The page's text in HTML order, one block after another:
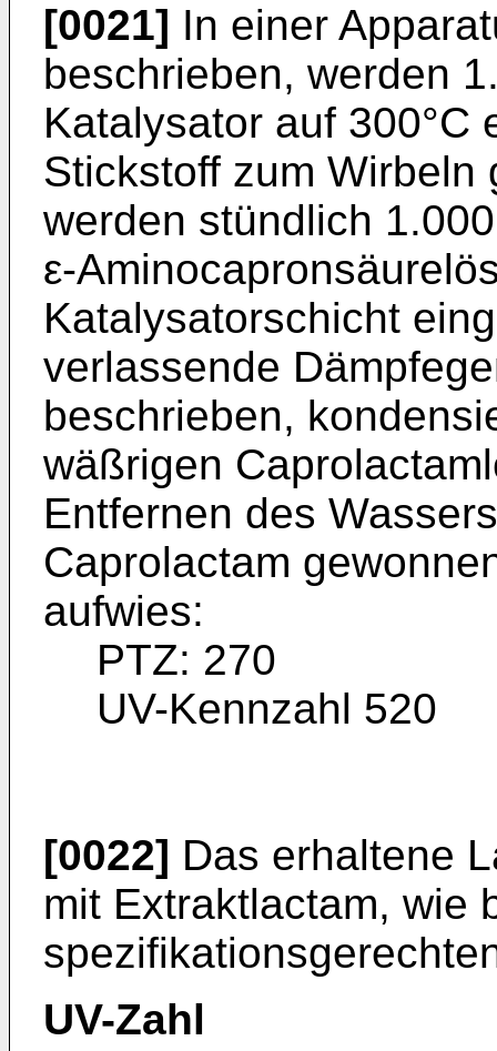
[0021] In einer
beschrieben, werden
Katalysator auf 300°C
Stickstoff zum Wirbeln
werden stündlich
ε-
Katalysatorschicht
verlassende
beschrieben,
wäßrigen
Entfernen des
Caprolactam
aufwies:
PTZ: 270
UV-Kennzahl 520
[0022] Das erhaltene
mit Extraktlactam, wie
UV-Zahl